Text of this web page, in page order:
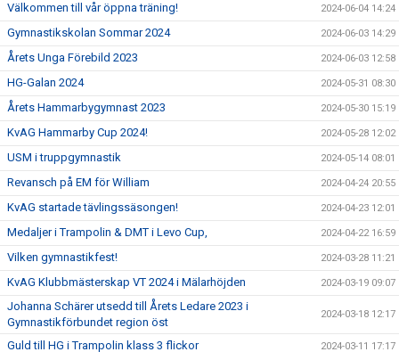
Välkommen till vår öppna träning! 2024-06-04 14:24
Gymnastikskolan Sommar 2024 2024-06-03 14:29
Årets Unga Förebild 2023 2024-06-03 12:58
HG-Galan 2024 2024-05-31 08:30
Årets Hammarbygymnast 2023 2024-05-30 15:19
KvAG Hammarby Cup 2024! 2024-05-28 12:02
USM i truppgymnastik 2024-05-14 08:01
Revansch på EM för William 2024-04-24 20:55
KvAG startade tävlingssäsongen! 2024-04-23 12:01
Medaljer i Trampolin & DMT i Levo Cup, 2024-04-22 16:59
Vilken gymnastikfest! 2024-03-28 11:21
KvAG Klubbmästerskap VT 2024 i Mälarhöjden 2024-03-19 09:07
Johanna Schärer utsedd till Årets Ledare 2023 i
Gymnastikförbundet region öst
2024-03-18 12:17
Guld till HG i Trampolin klass 3 flickor 2024-03-11 17:17